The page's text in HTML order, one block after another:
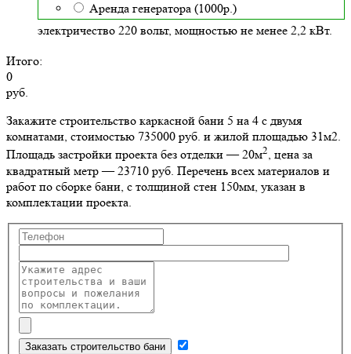
Аренда генератора (1000р.)
электричество 220 вольт, мощностью не менее 2,2 кВт.
Итого:
0
руб.
Закажите строительство каркасной бани 5 на 4 с двумя
комнатами, стоимостью 735000 руб. и жилой площадью 31м2.
Площадь застройки проекта без отделки — 20м2, цена за
квадратный метр — 23710 руб. Перечень всех материалов и
работ по сборке бани, с толщиной стен 150мм, указан в
комплектации проекта.
Заказать строительство бани